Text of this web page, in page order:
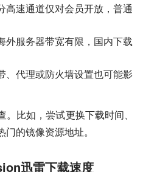
高速通道仅对会员开放，普通
外服务器带宽有限，国内下载
、代理或防火墙设置也可能影
比如，尝试更换下载时间、
的镜像资源地址。
迅雷下载速度